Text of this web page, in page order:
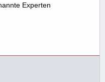
Experten